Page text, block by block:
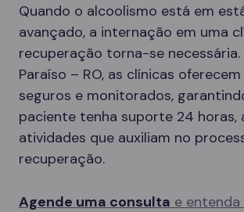
Quando o alcoolismo está em
avançado, a internação em uma
recuperação torna-se necessária.
Paraíso – RO, as clínicas
seguros e monitorados,
paciente tenha suporte 24 horas,
atividades que auxiliam no
recuperação.
Agende uma consulta e